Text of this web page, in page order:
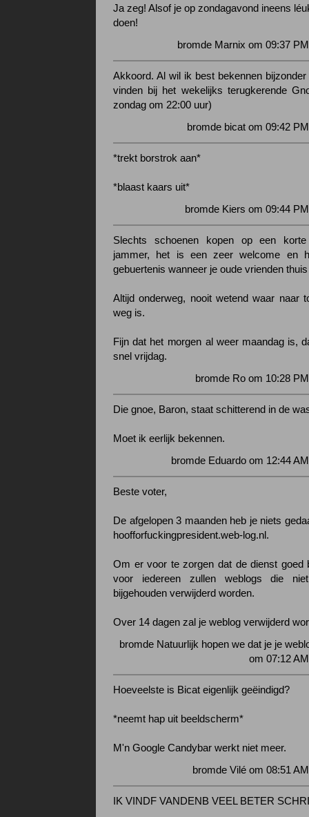
Ja zeg! Alsof je op zondagavond ineens
doen!
bromde Marnix om 09:37
Akkoord. Al wil ik best bekennen
vinden bij het wekelijks terugkerende
zondag om 22:00 uur)
bromde bicat om 09:42
*trekt borstrok aan*
*blaast kaars uit*
bromde Kiers om 09:44
Slechts schoenen kopen op een
jammer, het is een zeer welcome en
gebuertenis wanneer je oude vrienden
Altijd onderweg, nooit wetend waar naar
weg is.
Fijn dat het morgen al weer maandag is,
snel vrijdag.
bromde Ro om 10:28
Die gnoe, Baron, staat schitterend in de
Moet ik eerlijk bekennen.
bromde Eduardo om 12:44
Beste voter,
De afgelopen 3 maanden heb je niets
hoofforfuckingpresident.web-log.nl.
Om er voor te zorgen dat de dienst goed
voor iedereen zullen weblogs die
bijgehouden verwijderd worden.
Over 14 dagen zal je weblog verwijderd
bromde Natuurlijk hopen we dat je je
om 07:12
Hoeveelste is Bicat eigenlijk geëindigd?
*neemt hap uit beeldscherm*
M'n Google Candybar werkt niet meer.
bromde Vilé om 08:51
IK VINDF VANDENB VEEL BETER